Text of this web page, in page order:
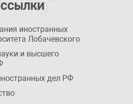
иностранных
Лобачевского
и высшего
дел РФ